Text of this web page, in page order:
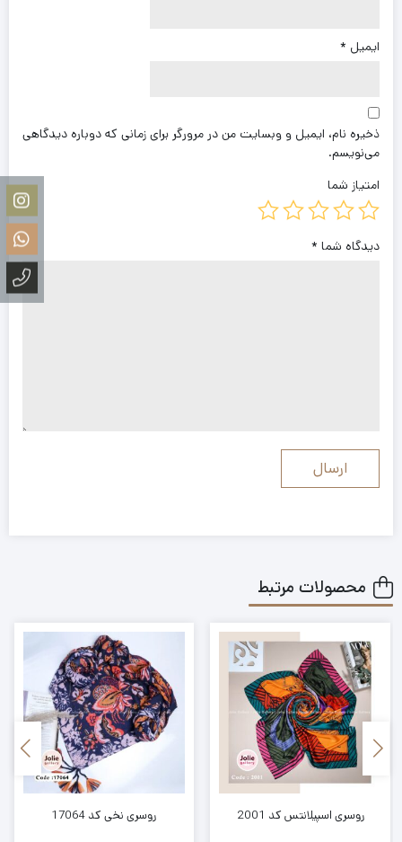
ایمیل *
ذخیره نام، ایمیل و وبسایت من در مرورگر برای زمانی که دوباره دیدگاهی
می‌نویسم.
امتیاز شما
دیدگاه شما *
محصولات مرتبط
روسری اسپیلانتس کد 2001 روسری نخی کد 17064